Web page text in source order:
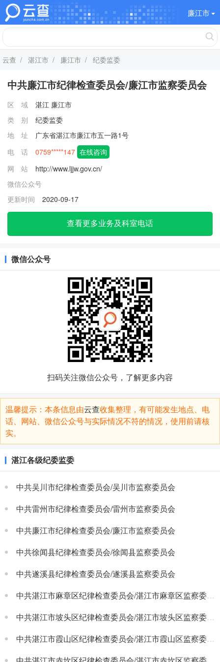
廉江市
云查 / 湛江市 / 廉江市 / 纪委监委
中共廉江市纪律检查委员会/廉江市监察委员会
区 域 湛江 廉江市
类 别
纪委监委
地 址
广东省湛江市廉江市五一路1号
电 话
0759*****147 在线咨询
网 站
http://www.ljjw.gov.cn/
微信公众号
更新时间
2020-09-17
查看更多业务及科室电话
微信公众号
扫码关注微信公众号，了解更多内容
温馨提示：本条信息由云查收集整理，有可能发生地点、电
话、网站、微信公众号与实际情况不符的情况，使用前请核
实。
湛江各级纪委监委
中共吴川市纪律检查委员会/吴川市监察委员会
中共雷州市纪律检查委员会/雷州市监察委员会
中共廉江市纪律检查委员会/廉江市监察委员会
中共徐闻县纪律检查委员会/徐闻县监察委员会
中共遂溪县纪律检查委员会/遂溪县监察委员会
中共湛江市麻章区纪律检查委员会/湛江市麻章区监察委员会
中共湛江市坡头区纪律检查委员会/湛江市坡头区监察委员会
中共湛江市霞山区纪律检查委员会/湛江市霞山区监察委员会